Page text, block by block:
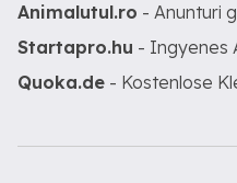
Animalutul.ro - Anunturi
Startapro.hu - Ingyenes
Quoka.de - Kostenlose